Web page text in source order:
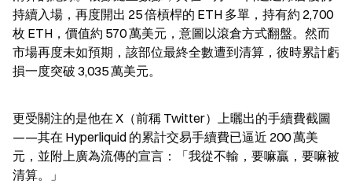
持續入場，再度開出 25 倍槓桿的 ETH 多單，持有約 2,700
枚 ETH，價值約 570 萬美元，意圖以滾倉方式翻盤。然而
市場再度未如預期，該部位最終全數遭到清算，彼時累計虧
損一度突破 3,035 萬美元。
更受關注的是他在 X（前稱 Twitter）上曬出的手續費截圖
——其在 Hyperliquid 的累計交易手續費已逼近 200 萬美
元，並附上廣為流傳的宣言：「我從不輸，要嘛贏，要嘛被
清算。」